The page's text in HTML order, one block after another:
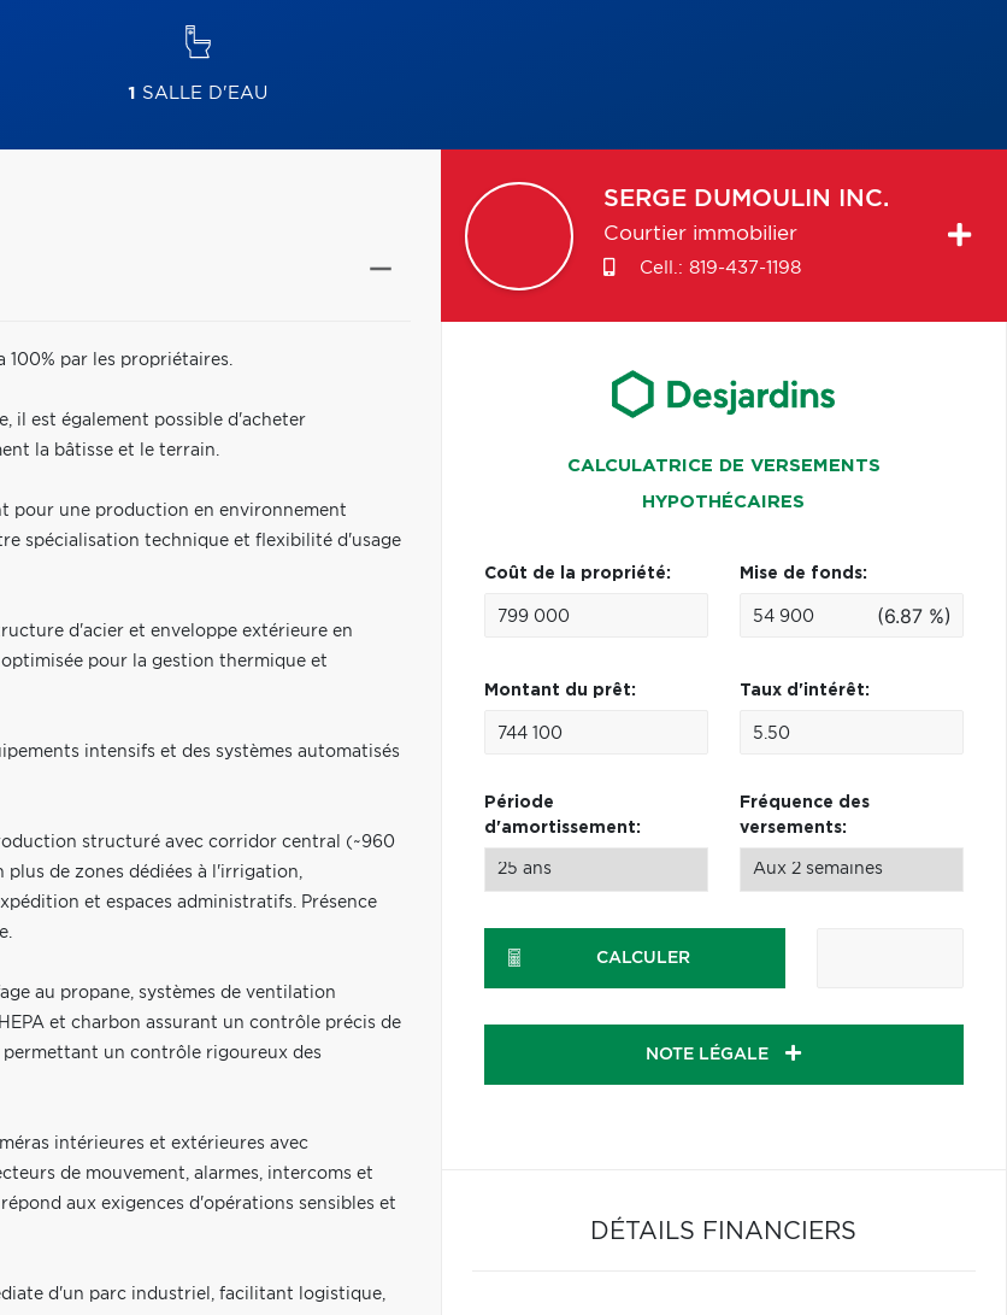
1 SALLE D'EAU
100% par les propriétaires.
il est également possible d'acheter
la bâtisse et le terrain.
pour une production en environnement
spécialisation technique et flexibilité d'usage
d'acier et enveloppe extérieure en
pour la gestion thermique et
intensifs et des systèmes automatisés
structuré avec corridor central (~960
plus de zones dédiées à l'irrigation,
et espaces administratifs. Présence
au propane, systèmes de ventilation
et charbon assurant un contrôle précis de
permettant un contrôle rigoureux des
intérieures et extérieures avec
de mouvement, alarmes, intercoms et
aux exigences d'opérations sensibles et
d'un parc industriel, facilitant logistique,
SERGE DUMOULIN INC.
Courtier immobilier
Cell.: 819-437-1198
CALCULATRICE DE VERSEMENTS
HYPOTHÉCAIRES
Coût de la propriété: Mise de fonds:
(6.87 %)
Montant du prêt: Taux d'intérêt:
Période
d'amortissement:
Fréquence des
versements:
CALCULER
NOTE LÉGALE
DÉTAILS FINANCIERS